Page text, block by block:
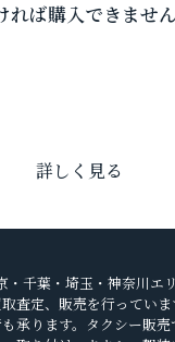
れば購入できませ
詳しく見る
・千葉・埼玉・神奈川エ
査定、販売を行っていま
承ります。タクシー販